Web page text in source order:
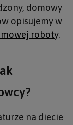
domowy
opisujemy w
roboty.
na diecie